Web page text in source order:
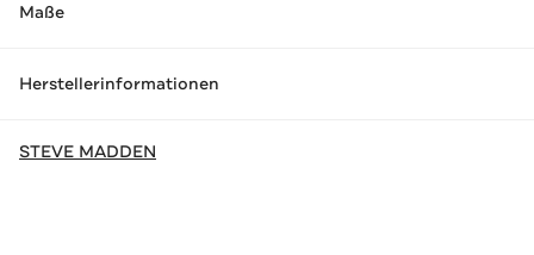
Maße
Herstellerinformationen
STEVE MADDEN